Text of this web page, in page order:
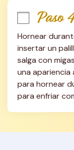
Paso
Hornear
insertar un
salga con
una apariencia
para hornear
para enfriar